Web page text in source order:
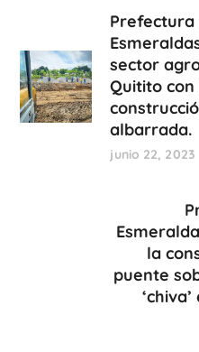
Prefectura
sector
Quitito con
albarrada.
junio 22, 2023
la
puente